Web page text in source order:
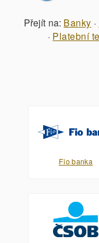
Přejít na: Banky ·
· Platební
Fio banka